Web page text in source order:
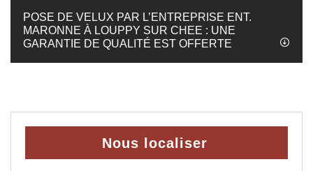
POSE DE VELUX PAR L’ENTREPRISE ENT.
MARONNE À LOUPPY SUR CHEE : UNE
GARANTIE DE QUALITÉ EST OFFERTE
Nous localiser